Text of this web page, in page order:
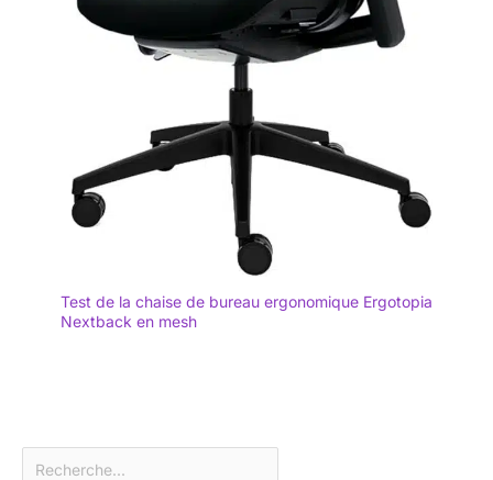
Test de la chaise de bureau ergonomique Ergotopia
Nextback en mesh